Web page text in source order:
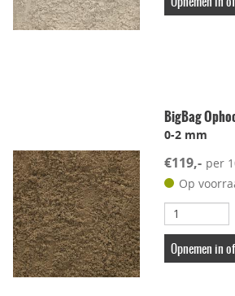
Kleur-ondersteunend
Uitbloei remmend
BigBag
0-2 mm
€119,- per
Op
Opnemen in